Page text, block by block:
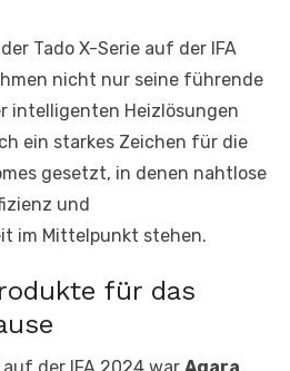
Tado X-Serie auf der IFA
nicht nur seine führende
intelligenten Heizlösungen
ein starkes Zeichen für die
gesetzt, in denen nahtlose
und
im Mittelpunkt stehen.
für das